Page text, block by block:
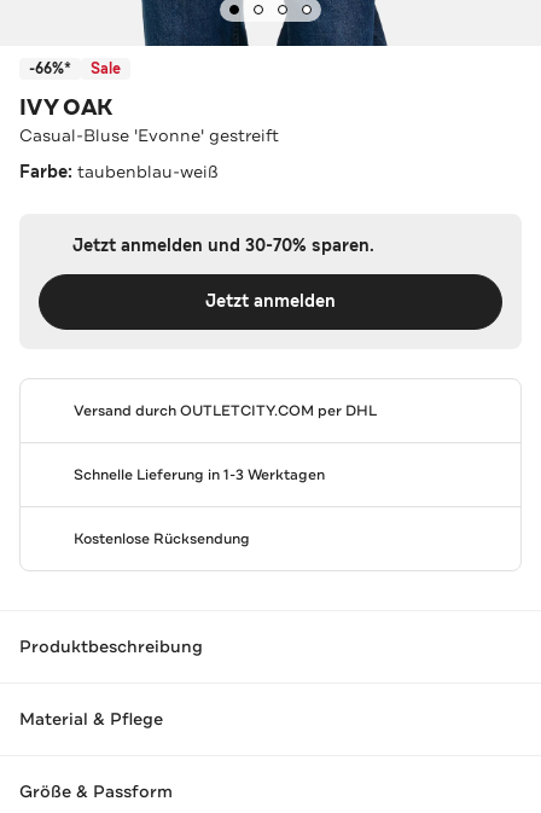
-66%* Sale
IVY OAK
Casual-Bluse 'Evonne' gestreift
Farbe: taubenblau-weiß
Jetzt anmelden und 30-70% sparen.
Jetzt anmelden
Versand durchOUTLETCITY.COM per DHL
Schnelle Lieferung in 1-3 Werktagen
Kostenlose Rücksendung
Produktbeschreibung
Material & Pflege
Größe & Passform